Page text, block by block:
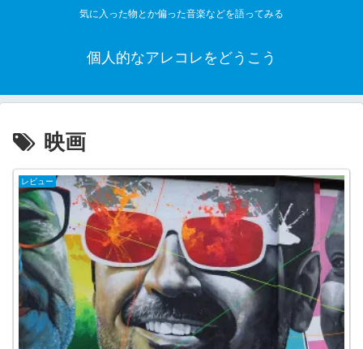
気に入った物とか偏った音楽などを語ってみる
個人的なアレコレをどうこう
映画
レビュー